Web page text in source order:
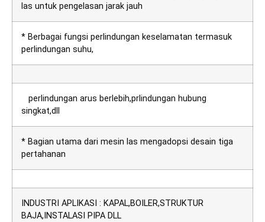
las untuk pengelasan jarak jauh
* Berbagai fungsi perlindungan keselamatan termasuk
perlindungan suhu,
perlindungan arus berlebih,prlindungan hubung
singkat,dll
* Bagian utama dari mesin las mengadopsi desain tiga
pertahanan
INDUSTRI APLIKASI : KAPAL,BOILER,STRUKTUR
BAJA,INSTALASI PIPA DLL